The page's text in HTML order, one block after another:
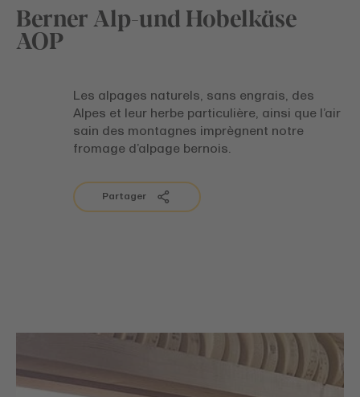
Berner Alp-und Hobelkäse
AOP
Les alpages naturels, sans engrais, des
Alpes et leur herbe particulière, ainsi que l’air
sain des montagnes imprègnent notre
fromage d’alpage bernois.
Partager